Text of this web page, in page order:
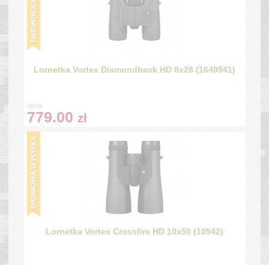
Lornetka Vortex Diamondback HD 8x28 (1649541)
cena:
779.00 zł
Lornetka Vortex Crossfire HD 10x50 (10542)